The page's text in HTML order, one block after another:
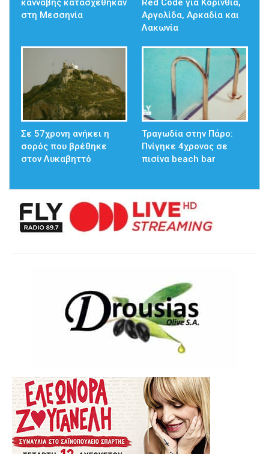
κάνναβης κατασχέθηκαν
στη Μεσσηνία
Red Code για Κορινθία,
Αργολίδα, Αρκαδία και
Λακωνία
Σε 57χρονη ανήκει η
σορός που βρέθηκε
στον Λυκαβηττό
Τραγωδία στην Πάρο:
Πνίγηκε 4χρονος σε
πισίνα beach bar